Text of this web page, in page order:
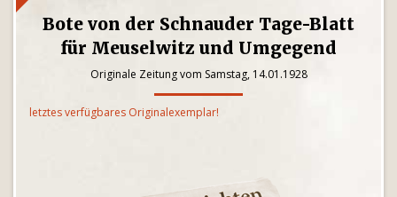
Bote von der Schnauder Tage-Blatt
für Meuselwitz und Umgegend
Originale Zeitung vom Samstag, 14.01.1928
letztes verfügbares Originalexemplar!